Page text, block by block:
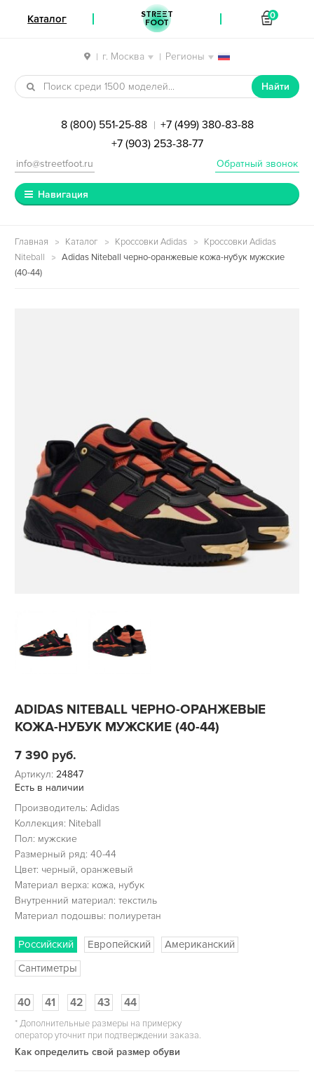
| г. Москва | Регионы
Перейти к навигации
Перейти к содержимому
Найти
8 (800) 551-25-88 | +7 (499) 380-83-88
+7 (903) 253-38-77
Обратный звонок
info@streetfoot.ru
Навигация
Главная Каталог Кроссовки Adidas
Кроссовки Adidas
Niteball
Adidas Niteball черно-оранжевые кожа-нубук мужские
(40-44)
ADIDAS NITEBALL ЧЕРНО-ОРАНЖЕВЫЕ
КОЖА-НУБУК МУЖСКИЕ (40-44)
7 390 руб.
Артикул: 24847
Есть в наличии
Производитель: Adidas
Коллекция: Niteball
Пол: мужские
Размерный ряд: 40-44
Цвет: черный, оранжевый
Материал верха: кожа, нубук
Внутренний материал: текстиль
Материал подошвы: полиуретан
Российский Европейский
Американский
Сантиметры
40 41 42 43 44
*Дополнительные размеры на примерку
оператор уточнит при подтверждении заказа.
Как определить свой размер обуви
Каталог STREET
FOOT
0